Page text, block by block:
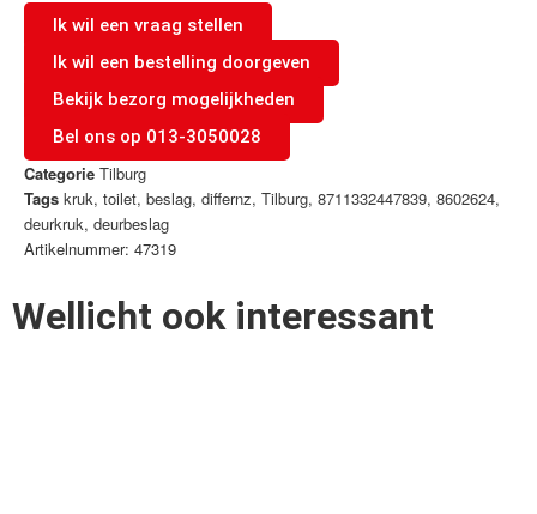
Ik wil een vraag stellen
Ik wil een bestelling doorgeven
Bekijk bezorg mogelijkheden
Bel ons op 013-3050028
Categorie Tilburg
Tags kruk, toilet, beslag, differnz, Tilburg, 8711332447839, 8602624,
deurkruk, deurbeslag
Artikelnummer: 47319
Wellicht ook interessant